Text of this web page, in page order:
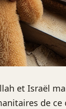
et Israël
de